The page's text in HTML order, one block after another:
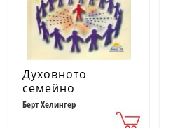
Духовното
семейно
констелиране.
Берт Хелингер